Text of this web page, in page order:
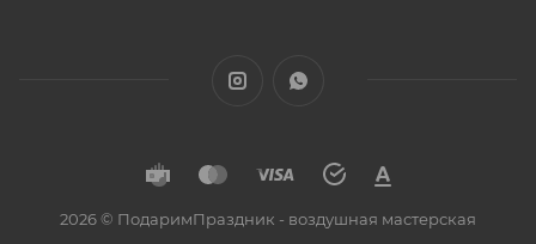
2026 © ПодаримПраздник - воздушная мастерская